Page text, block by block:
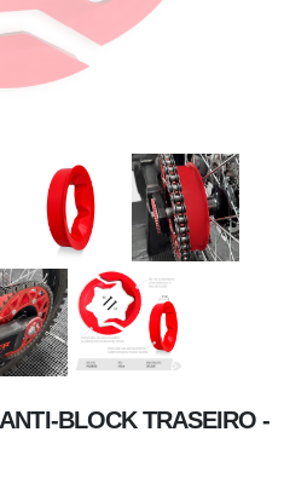
BLOCK TRASEIRO -